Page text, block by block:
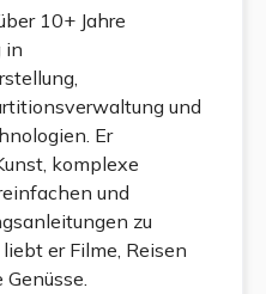
10+ Jahre
in
und
Er
komplexe
und
zu
er Filme, Reisen